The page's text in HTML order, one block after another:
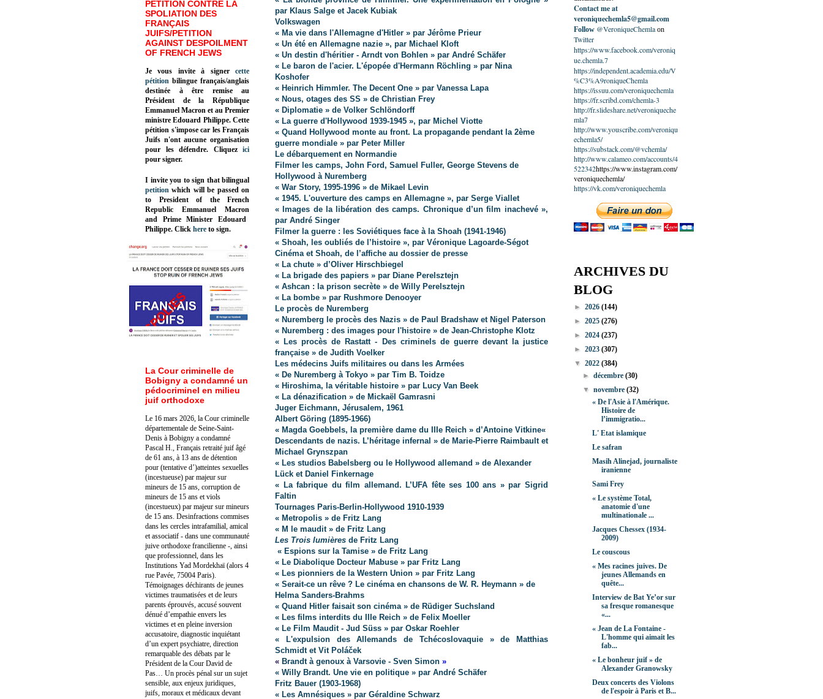
par Klaus Salge et Jacek Kubiak
Volkswagen
« Ma vie dans l'Allemagne d'Hitler » par Jérôme Prieur
« Un été en Allemagne nazie », par Michael Kloft
« Un destin d'héritier - Arndt von Bohlen » par André Schäfer
« Le baron de l'acier. L'épopée d'Hermann Röchling » par Nina
Koshofer
« Heinrich Himmler. The Decent One » par Vanessa Lapa
« Nous, otages des SS » de Christian Frey
« Diplomatie » de Volker Schlöndorff
« La guerre d'Hollywood 1939-1945 », par Michel Viotte
« Quand Hollywood monte au front. La propagande pendant la 2ème
guerre mondiale » par Peter Miller
Le débarquement en Normandie
Filmer les camps, John Ford, Samuel Fuller, George Stevens de
Hollywood à Nuremberg
« War Story, 1995-1996 » de Mikael Levin
« 1945. L'ouverture des camps en Allemagne », par Serge Viallet
« Images de la libération des camps. Chronique d’un film inachevé »,
par André Singer
Filmer la guerre : les Soviétiques face à la Shoah (1941-1946)
« Shoah, les oubliés de l’histoire », par Véronique Lagoarde-Ségot
Cinéma et Shoah, de l’affiche au dossier de presse
« La chute » d’Oliver Hirschbiegel
« La brigade des papiers » par Diane Perelsztejn
« Ashcan : la prison secrète » de Willy Perelsztejn
« La bombe » par Rushmore Denooyer
Le procès de Nuremberg
« Nuremberg le procès des Nazis » de Paul Bradshaw et Nigel Paterson
« Nuremberg : des images pour l'histoire » de Jean-Christophe Klotz
« Les procès de Rastatt - Des criminels de guerre devant la justice
française » de Judith Voelker
Les médecins Juifs militaires ou dans les Armées
« De Nuremberg à Tokyo » par Tim B. Toidze
« Hiroshima, la véritable histoire » par Lucy Van Beek
« La dénazification » de Mickaël Gamrasni
Juger Eichmann, Jérusalem, 1961
Albert Göring (1895-1966)
« Magda Goebbels, la première dame du IIIe Reich » d’Antoine Vitkine«
Descendants de nazis. L’héritage infernal » de Marie-Pierre Raimbault et
Michael Grynszpan
« Les studios Babelsberg ou le Hollywood allemand » de Alexander
Lück et Daniel Finkernage
« La fabrique du film allemand. L’UFA fête ses 100 ans » par Sigrid
Faltin
Tournages Paris-Berlin-Hollywood 1910-1939
« Metropolis » de Fritz Lang
« M le maudit » de Fritz Lang
Les Trois lumières de Fritz Lang
« Espions sur la Tamise » de Fritz Lang
« Le Diabolique Docteur Mabuse » par Fritz Lang
« Les pionniers de la Western Union » par Fritz Lang
« Serait-ce un rêve ? Le cinéma en chansons de W. R. Heymann » de
Helma Sanders-Brahms
« Quand Hitler faisait son cinéma » de Rüdiger Suchsland
« Les films interdits du IIIe Reich » de Felix Moeller
« Le Film Maudit - Jud Süss » par Oskar Roehler
« L'expulsion des Allemands de Tchécoslovaquie » de Matthias
Schmidt et Vit Poláček
« Brandt à genoux à Varsovie - Sven Simon »
« Willy Brandt. Une vie en politique » par André Schäfer
Fritz Bauer (1903-1968)
« Les Amnésiques » par Géraldine Schwarz
PETITION CONTRE LA
SPOLIATION DES
FRANÇAIS
JUIFS/PETITION
AGAINST DESPOILMENT
OF FRENCH JEWS
Je vous invite à signer cette
pétition bilingue français/anglais
destinée à être remise au
Président de la République
Emmanuel Macron et au Premier
ministre Edouard Philippe. Cette
pétition s'impose car les Français
Juifs n'ont aucune organisation
pour les défendre. Cliquez
ici
pour signer.
I invite you to sign that bilingual
petition which will be passed on
to President of the French
Republic Emmanuel Macron
and Prime Minister Edouard
Philippe. Click here to sign.
La Cour criminelle de
Bobigny a condamné un
pédocriminel en milieu
juif orthodoxe
Le 16 mars 2026, la Cour criminelle
départementale de Seine-Saint-
Denis à Bobigny a condamné
Pascal H., Français retraité juif âgé
de 61 ans, à 13 ans de détention
pour (tentative d’)atteintes sexuelles
(incestueuse) par majeur sur
mineurs de 15 ans, corruption de
mineurs de 15 ans et viols
(incestueux) par majeur sur mineurs
de 15 ans. Desinfractions commises
dans les cercles intrafamilial, amical
et associatif - dans une communauté
juive orthodoxe francilienne -, ainsi
que professionnel, dans les
Institutions Yad Mordekhaï (alors 4
rue Pavée, 75004 Paris).
Témoignages déchirants de jeunes
victimes traumatisées et de leurs
parents éprouvés, accusé souvent
dénué d’empathie envers les
victimes et en pleine inversion
accusatoire, diagnostic inquiétant
d’un expert psychiatre, direction
remarquable des débats par le
Président de la Cour David de
Pas… Un procès pénal sur un sujet
sensible, aux enjeux juridiques,
juifs, moraux et médicaux devant
Contact me at
veroniquechemla5@gmail.com
Follow @VeroniqueChemla on
Twitter
https://www.facebook.com/veroniq
ue.chemla.7
https://independent.academia.edu/V
%C3%A9roniqueChemla
https://issuu.com/veroniquechemla
https://fr.scribd.com/chemla-3
http://fr.slideshare.net/veroniqueche
mla7
http://www.youscribe.com/veroniqu
echemla5/
https://substack.com/@vchemla/
http://www.calameo.com/accounts/4
522342https://www.instagram.com/
veroniquechemla/
https://vk.com/veroniquechemla
ARCHIVES DU
BLOG
► 2026 (144)
► 2025 (276)
► 2024 (237)
► 2023 (307)
▼ 2022 (384)
►décembre(30)
▼novembre(32)
« De l'Asie à l'Amérique.
Histoire de
l’immigratio...
L' Etat islamique
Le safran
Masih Alinejad, journaliste
iranienne
Sami Frey
« Le système Total,
anatomie d'une
multinationale ...
Jacques Chessex (1934-
2009)
Le couscous
« Mes racines juives. De
jeunes Allemands en
quête...
Interview de Bat Ye’or sur
sa fresque romanesque
«...
« Jean de La Fontaine -
L'homme qui aimait les
fab...
« Le bonheur juif » de
Alexander Granowsky
Deux concerts des Violons
de l'espoir à Paris et B...